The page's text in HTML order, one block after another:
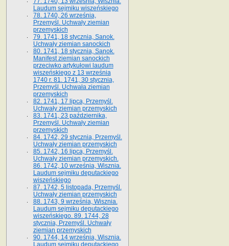
Laudum sejmiku wiszeńskiego
78. 1740, 26 września,
Przemyśl. Uchwały ziemian
przemyskich
79. 1741, 18 stycznia, Sanok.
Uchwały ziemian sanockich
80. 1741, 18 stycznia, Sanok.
Manifest ziemian sanockich
przeciwko artykułowi laudum
wiszeńskiego z 13 wrze­śnia
1740 r. 81. 1741, 30 stycznia,
Przemyśl. Uchwała ziemian
przemyskich
82. 1741, 17 lipca, Przemyśl.
Uchwały ziemian przemyskich
83. 1741, 23 października,
Przemyśl. Uchwały ziemian
przemyskich
84. 1742, 29 stycznia, Przemyśl.
Uchwały ziemian przemyskich
85. 1742, 16 lipca, Przemyśl.
Uchwały ziemian przemyskich.
86. 1742, 10 września, Wisznia.
Laudum sejmiku deputackiego
wiszeńskiego
87. 1742, 5 listopada, Przemyśl.
Uchwały ziemian przemyskich
88. 1743, 9 września, Wisznia.
Laudum sejmiku deputackiego
wiszeńskiego. 89. 1744, 28
stycznia, Przemyśl. Uchwały
ziemian przemyskich
90. 1744, 14 września, Wisznia.
Laudum sejmiku deputackiego